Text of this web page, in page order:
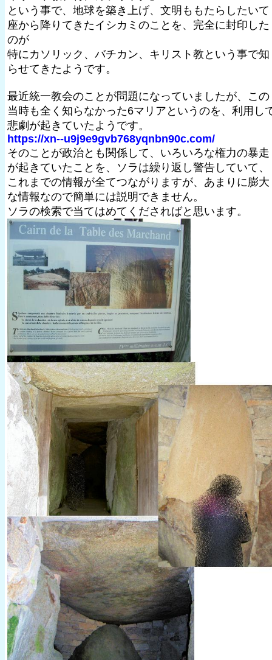
という事で、地球を築き上げ、文明ももたらしたいて
座から降りてきたイシカミのことを、完全に封印した
のが
特にカソリック、バチカン、キリスト教という事で知
らせてきたようです。
最近統一教会のことが問題になっていましたが、この
当時も全く知らなかった6マリアというのを、利用し
悲劇が起きていたようです。
https://xn--u9j9e9gvb768yqnbn90c.com/
そのことが政治とも関係して、いろいろな権力の暴走
が起きていたことを、ソラは繰り返し警告していて、
これまでの情報が全てつながりますが、あまりに膨大
な情報なので簡単には説明できません。
ソラの検索で当てはめてくださればと思います。